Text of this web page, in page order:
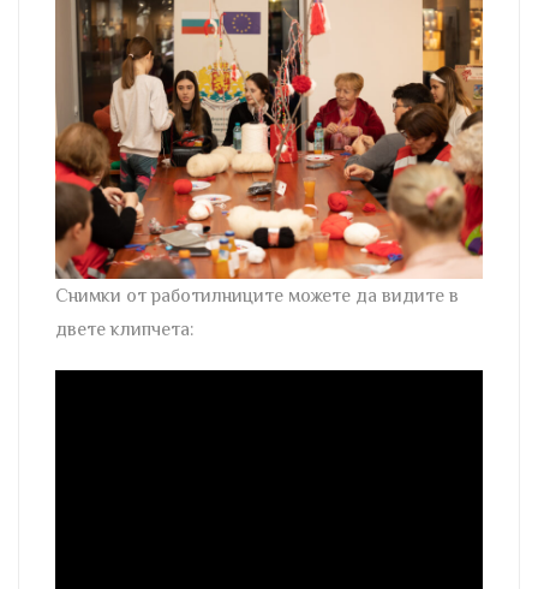
Снимки от работилниците можете да видите в
двете клипчета: